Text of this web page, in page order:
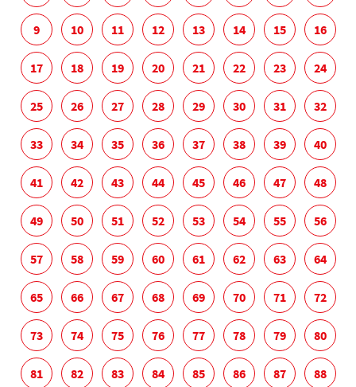
9 10 11 12 13 14 15 16
17 18 19 20 21 22 23 24
25 26 27 28 29 30 31 32
33 34 35 36 37 38 39 40
41 42 43 44 45 46 47 48
49 50 51 52 53 54 55 56
57 58 59 60 61 62 63 64
65 66 67 68 69 70 71 72
73 74 75 76 77 78 79 80
81 82 83 84 85 86 87 88